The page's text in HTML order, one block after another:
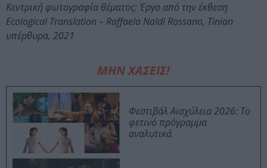
Κεντρική φωτογραφία θέματος: Έργο από την έκθεση
Ecological Translation – Raffaela Naldi Rossano, Tinian
υπέρθυρα, 2021
ΜΗΝ ΧΑΣΕΙΣ!
Φεστιβάλ Αισχύλεια 2026: Το
φετινό πρόγραμμα
αναλυτικά